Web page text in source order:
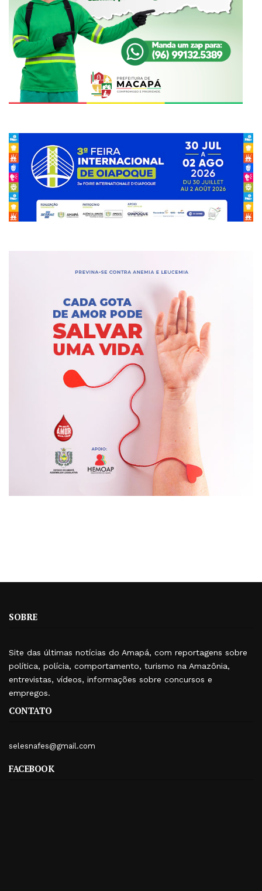
SOBRE
Site das últimas notícias do Amapá, com reportagens sobre
política, polícia, comportamento, turismo na Amazônia,
entrevistas, vídeos, informações sobre concursos e
empregos.
CONTATO
selesnafes@gmail.com
FACEBOOK